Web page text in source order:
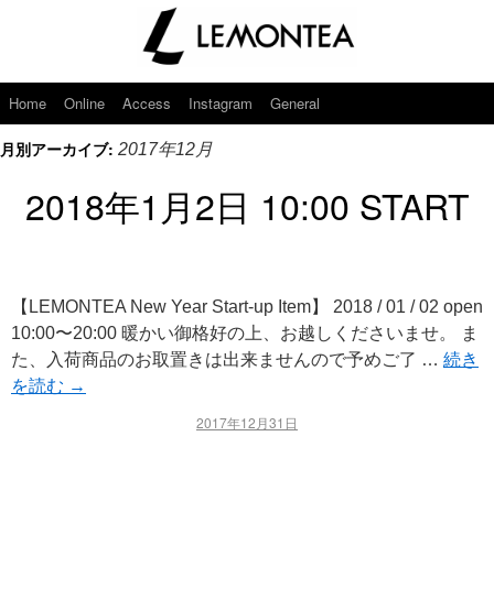
Home Online Access Instagram General
月別アーカイブ: 2017年12月
2018年1月2日 10:00 START
【LEMONTEA New Year Start-up Item】 2018 / 01 / 02 open
10:00〜20:00 暖かい御格好の上、お越しくださいませ。 ま
た、入荷商品のお取置きは出来ませんので予めご了 … 続き
を読む →
2017年12月31日